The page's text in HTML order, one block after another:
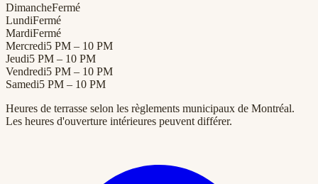
DimancheFermé
LundiFermé
MardiFermé
Mercredi5 PM – 10 PM
Jeudi5 PM – 10 PM
Vendredi5 PM – 10 PM
Samedi5 PM – 10 PM
Heures de terrasse selon les règlements municipaux de Montréal.
Les heures d'ouverture intérieures peuvent différer.